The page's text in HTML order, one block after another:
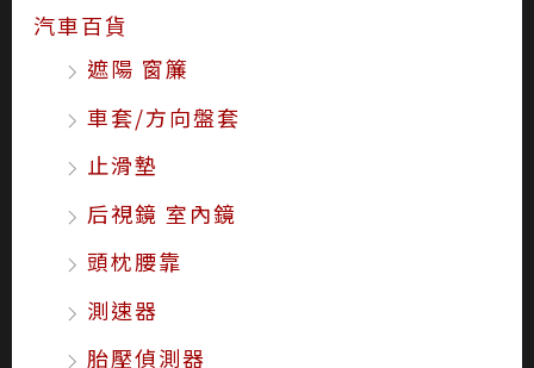
汽車百貨
遮陽 窗簾
車套/方向盤套
止滑墊
后視鏡 室內鏡
頭枕腰靠
測速器
胎壓偵測器